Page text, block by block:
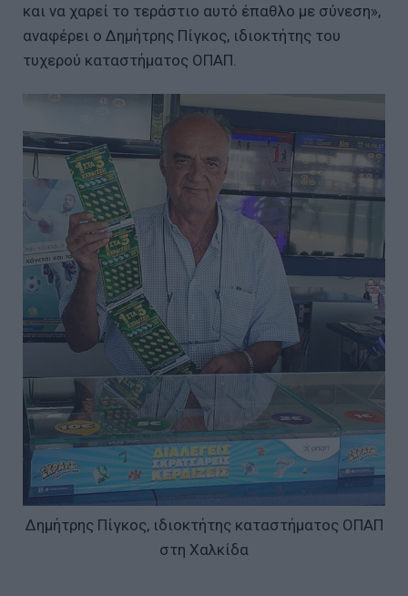
και να χαρεί το τεράστιο αυτό έπαθλο με σύνεση»,
αναφέρει ο Δημήτρης Πίγκος, ιδιοκτήτης του
τυχερού καταστήματος ΟΠΑΠ.
Δημήτρης Πίγκος, ιδιοκτήτης καταστήματος ΟΠΑΠ
στη Χαλκίδα